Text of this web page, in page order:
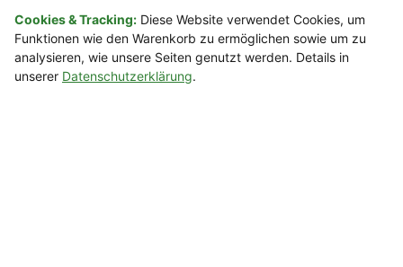
Widerrufsrecht
Datenschutz
Cookies & Tracking: Diese Website verwendet Cookies, um
Funktionen wie den Warenkorb zu ermöglichen sowie um zu
analysieren, wie unsere Seiten genutzt werden. Details in
unserer Datenschutzerklärung.